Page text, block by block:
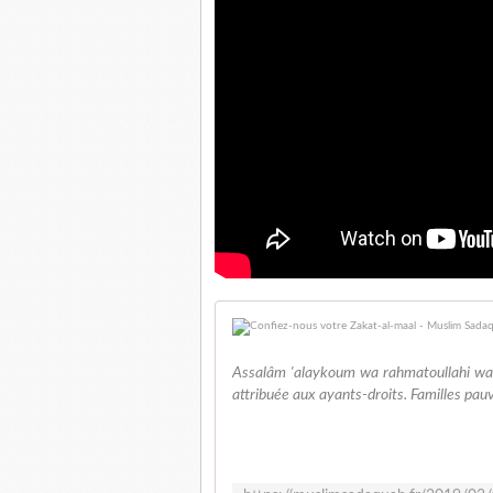
Assalâm 'alaykoum wa rahmatoullahi
attribuée aux ayants-droits. Familles